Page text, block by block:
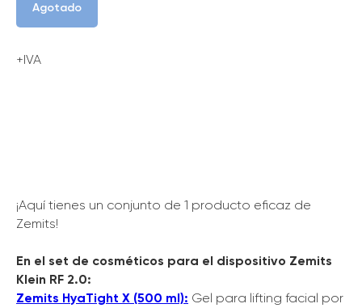
Agotado
+IVA
¡Aquí tienes un conjunto de 1 producto eficaz de
Zemits!
En el set de cosméticos para el dispositivo Zemits
Klein RF 2.0:
Zemits HyaTight X (500 ml): Gel para lifting facial por